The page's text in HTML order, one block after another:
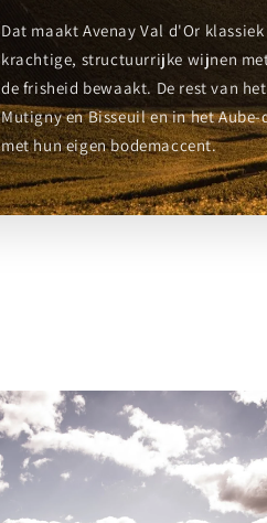
Dat maakt Avenay Val d'Or klassiek
krachtige, structuurrijke wijnen
de frisheid bewaakt. De rest van
Mutigny en Bisseuil en in het
met hun eigen bodemaccent.